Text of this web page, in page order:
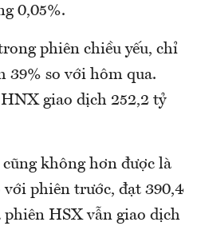
0,05%.
phiên chiều yếu, chỉ
39% so với hôm qua.
giao dịch 252,2 tỷ
không hơn được là
với phiên trước, đạt 390,4
phiên HSX vẫn giao dịch